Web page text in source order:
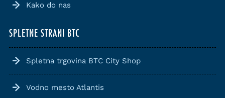
Kako do nas
SPLETNE STRANI BTC
Spletna trgovina BTC City Shop
Vodno mesto Atlantis